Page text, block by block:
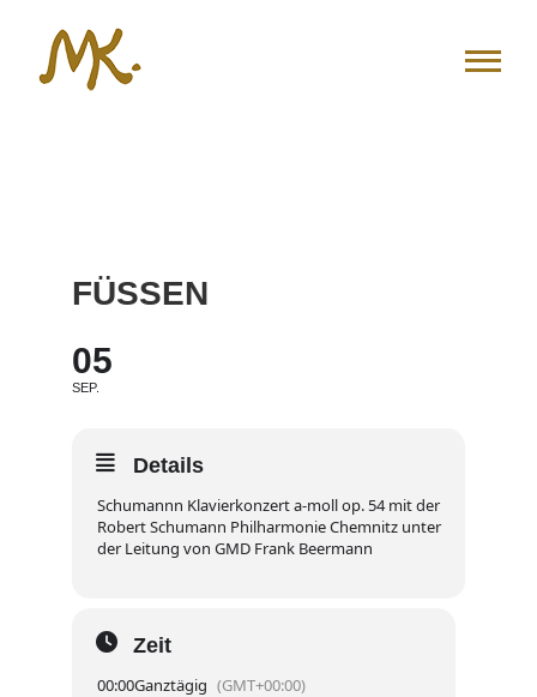
springen
FÜSSEN
05
SEP.
Details
Schumannn Klavierkonzert a-moll op. 54 mit der
Robert Schumann Philharmonie Chemnitz unter
der Leitung von GMD Frank Beermann
Zeit
00:00Ganztägig (GMT+00:00)